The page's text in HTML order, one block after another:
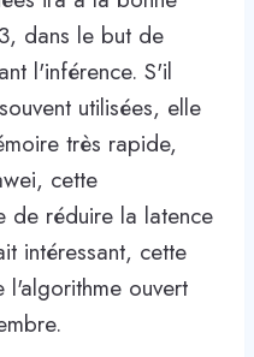
dans le but de
l'inférence. S'il
utilisées, elle
très rapide,
cette
de réduire la latence
intéressant, cette
ouvert